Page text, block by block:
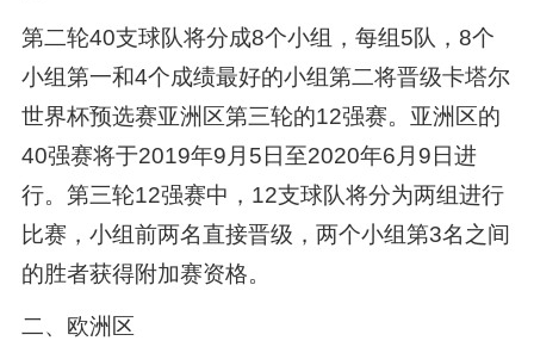
第二轮40支球队将分成8个小组，每组5队，8个
小组第一和4个成绩最好的小组第二将晋级卡塔尔
世界杯预选赛亚洲区第三轮的12强赛。亚洲区的
40强赛将于2019年9月5日至2020年6月9日进
行。第三轮12强赛中，12支球队将分为两组进行
比赛，小组前两名直接晋级，两个小组第3名之间
的胜者获得附加赛资格。
二、欧洲区